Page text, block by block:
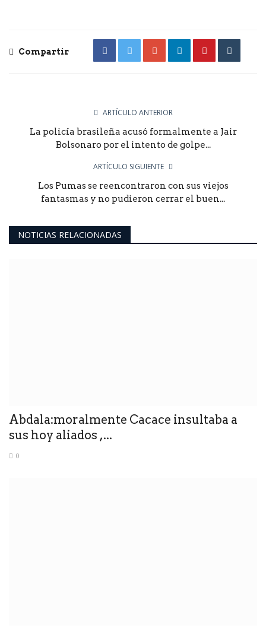
Compartir
ARTÍCULO ANTERIOR
La policía brasileña acusó formalmente a Jair
Bolsonaro por el intento de golpe...
ARTÍCULO SIGUIENTE
Los Pumas se reencontraron con sus viejos
fantasmas y no pudieron cerrar el buen...
NOTICIAS RELACIONADAS
Abdala:moralmente Cacace insultaba a
sus hoy aliados ,...
0